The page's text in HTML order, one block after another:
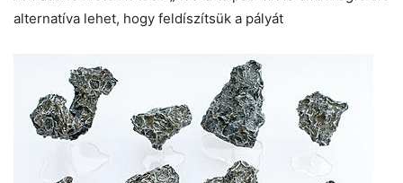
alternatíva lehet, hogy feldíszítsük a pályát